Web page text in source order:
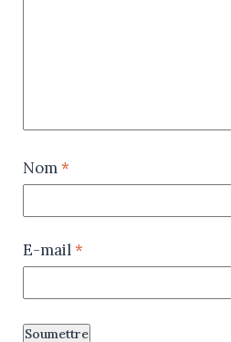
Nom*
E-mail*